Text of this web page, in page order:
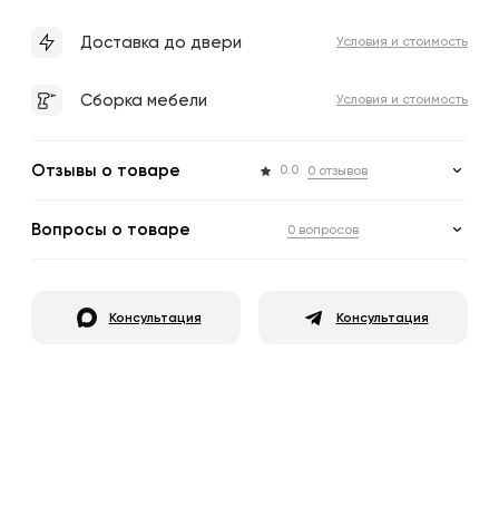
Доставка до двери Условия и стоимость
Сборка мебели Условия и стоимость
Отзывы о товаре 0.0 0 отзывов
Вопросы о товаре 0 вопросов
Консультация Консультация